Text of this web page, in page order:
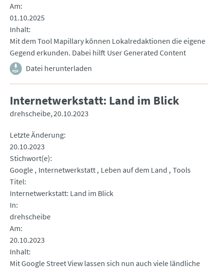
Am
01.10.2025
Inhalt
Mit dem Tool Mapillary können Lokalredaktionen die eigene
Gegend erkunden. Dabei hilft User Generated Content
Datei herunterladen
Internetwerkstatt: Land im Blick
drehscheibe 20.10.2023
Letzte Änderung
20.10.2023
Stichwort(e)
Google Internetwerkstatt Leben auf dem Land Tools
Titel
Internetwerkstatt: Land im Blick
In
drehscheibe
Am
20.10.2023
Inhalt
Mit Google Street View lassen sich nun auch viele ländliche